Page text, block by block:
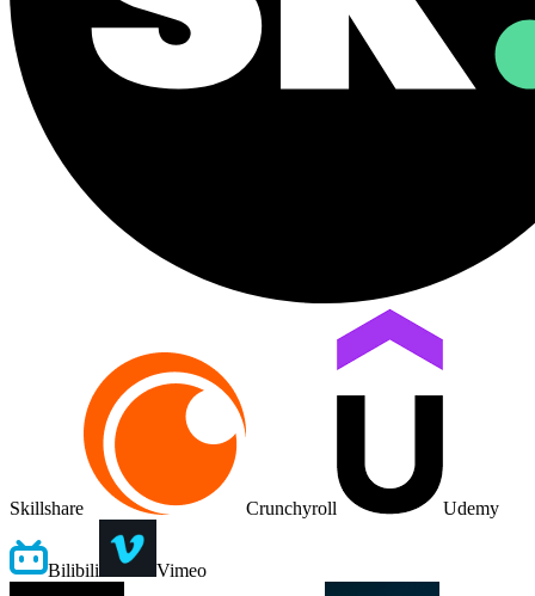
Skillshare Crunchyroll Udemy
Bilibili Vimeo